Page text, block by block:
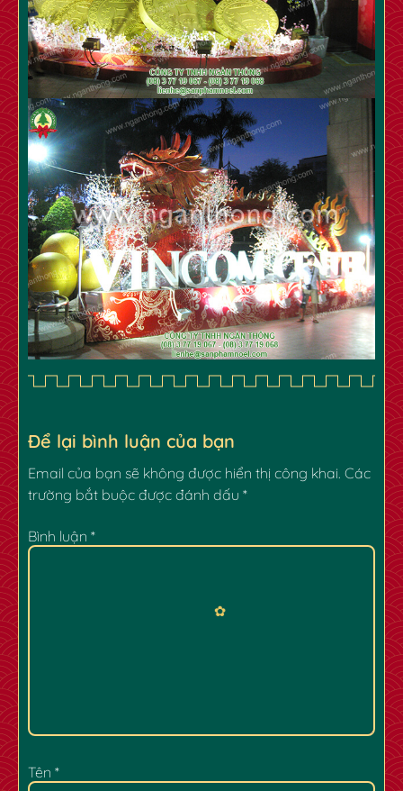
Để lại bình luận của bạn
Email của bạn sẽ không được hiển thị công khai. Các
trường bắt buộc được đánh dấu *
Bình luận *
Tên *